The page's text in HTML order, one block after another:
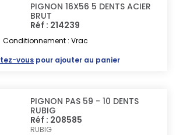
PIGNON 16X56 5 DENTS ACIER
BRUT
Réf : 214239
Conditionnement : Vrac
vous pour ajouter au panier
PIGNON PAS 59 - 10 DENTS
RUBIG
Réf : 208585
RUBIG